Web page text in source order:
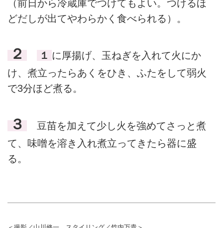
（前日から冷蔵庫でつけてもよい。つけるほ
どだしが出てやわらかく食べられる）。
２ １ に厚揚げ、玉ねぎを入れて火にか
け、煮立ったらあくをひき、ふたをして弱火
で3分ほど煮る。
３
豆苗を加えて少し火を強めてさっと煮
て、味噌を溶き入れ煮立ってきたら器に盛
る。